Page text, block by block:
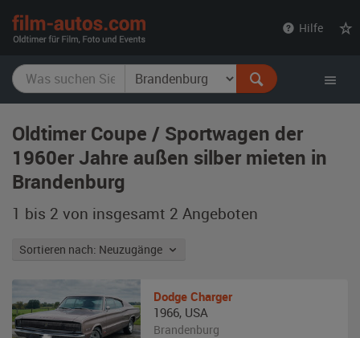
Hilfe
Oldtimer Coupe / Sportwagen der
1960er Jahre außen silber mieten in
Brandenburg
1 bis 2 von insgesamt 2 Angeboten
Sortieren nach: Neuzugänge
Dodge Charger
1966, USA
Brandenburg